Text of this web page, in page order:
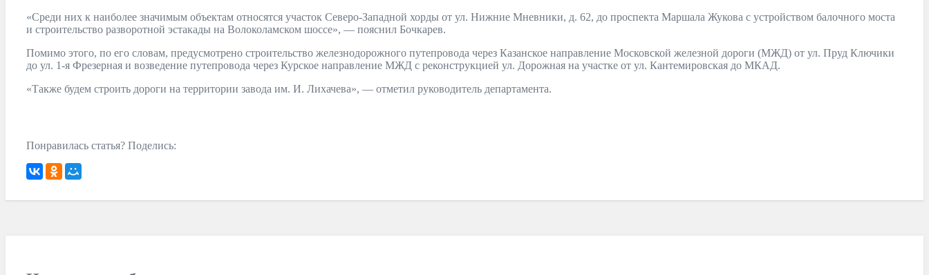
«Среди них к наиболее значимым объектам относятся участок Северо-Западной хорды от ул. Нижние Мневники, д. 62, до проспекта Маршала Жукова с устройством балочного моста
и строительство разворотной эстакады на Волоколамском шоссе», — пояснил Бочкарев.
Помимо этого, по его словам, предусмотрено строительство железнодорожного путепровода через Казанское направление Московской железной дороги (МЖД) от ул. Пруд Ключики
до ул. 1-я Фрезерная и возведение путепровода через Курское направление МЖД с реконструкцией ул. Дорожная на участке от ул. Кантемировская до МКАД.
«Также будем строить дороги на территории завода им. И. Лихачева», — отметил руководитель департамента.
Понравилась статья? Поделись: